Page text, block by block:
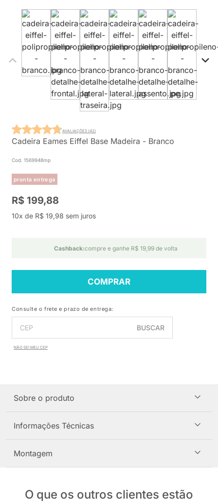
Cadeira Eames Eiffel Base Madeira - Branco
Cod. 1569948mp
pronta entrega
AVALIAÇÕES (42)
R$ 199,88
10x de R$ 19,98 sem juros
Cashback:compre e ganhe R$ 19,99 de volta
COMPRAR
Consulte o frete e prazo de entrega:
BUSCAR
NÃO SEI MEU CEP
Sobre o produto
Informações Técnicas
Montagem
O que os outros clientes estão